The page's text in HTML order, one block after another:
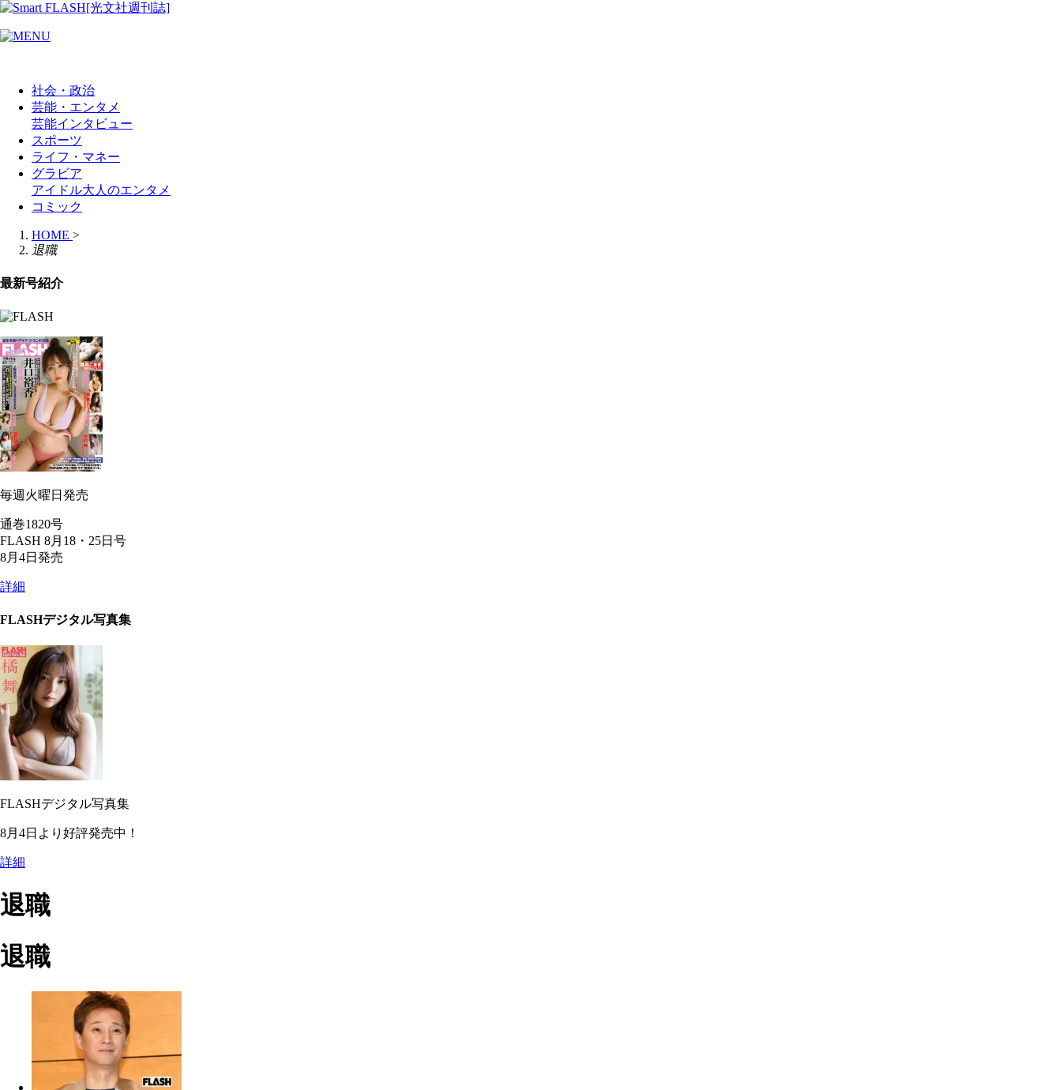
社会・政治
芸能・エンタメ
芸能インタビュー
スポーツ
ライフ・マネー
グラビア
アイドル大人のエンタメ
コミック
HOME >
退職
最新号紹介
毎週火曜日発売
通巻1820号
FLASH 8月18・25日号
8月4日発売
詳細
FLASHデジタル写真集
FLASHデジタル写真集
8月4日より好評発売中！
詳細
退職
退職